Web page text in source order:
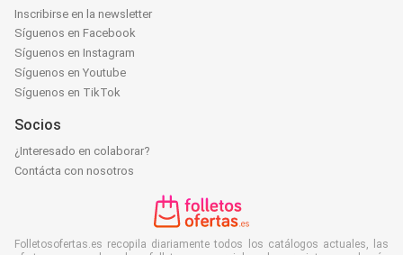
Inscribirse en la newsletter
Síguenos en Facebook
Síguenos en Instagram
Síguenos en Youtube
Síguenos en TikTok
Socios
¿Interesado en colaborar?
Contácta con nosotros
Folletosofertas.es recopila diariamente todos los catálogos actuales, las